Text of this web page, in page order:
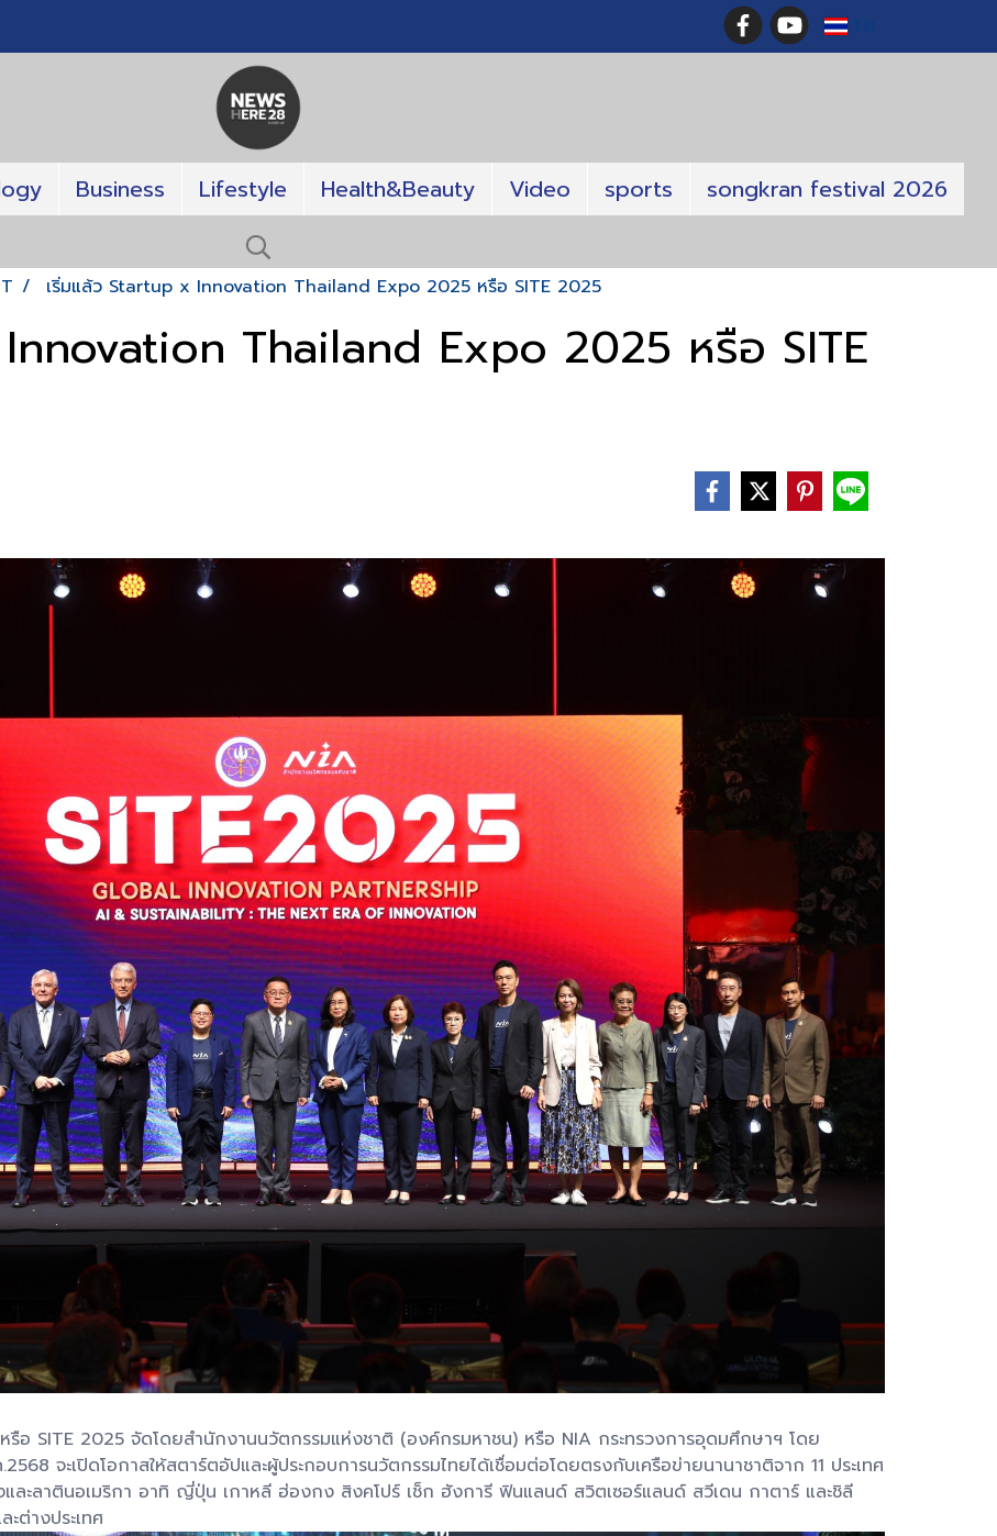
TH
Business Lifestyle Health&Beauty Video sports songkran festival 2026
เริ่มแล้ว Startup x Innovation Thailand Expo 2025 หรือ SITE 2025
Thailand Expo 2025 หรือ SITE
SITE 2025 จัดโดยสำนักงานนวัตกรรมแห่งชาติ (องค์กรมหาชน) หรือ NIA กระทรวงการอุดมศึกษาฯ โดย
จะเปิดโอกาสให้สตาร์ตอัปและผู้ประกอบการนวัตกรรมไทยได้เชื่อมต่อโดยตรงกับเครือข่ายนานาชาติจาก 11 ประเทศ
ละลาตินอเมริกา อาทิ ญี่ปุ่น เกาหลี ฮ่องกง สิงคโปร์ เช็ก ฮังการี ฟินแลนด์ สวิตเซอร์แลนด์ สวีเดน กาตาร์ และชิลี
ต่างประเทศ